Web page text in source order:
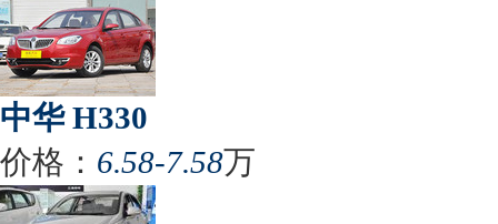
中华 H330
价格： 6.58-7.58万